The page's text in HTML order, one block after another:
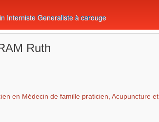
Interniste Generaliste à carouge
Ruth
en Médecin de famille praticien, Acupuncture et